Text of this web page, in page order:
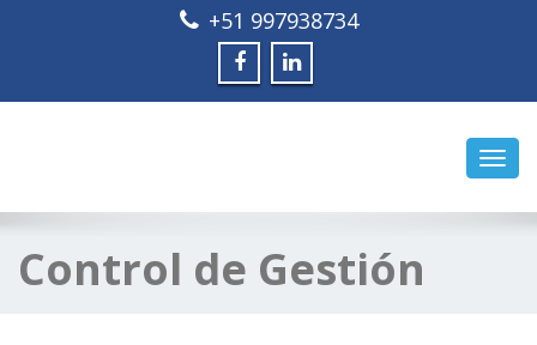
+51 997938734
Control de Gestión